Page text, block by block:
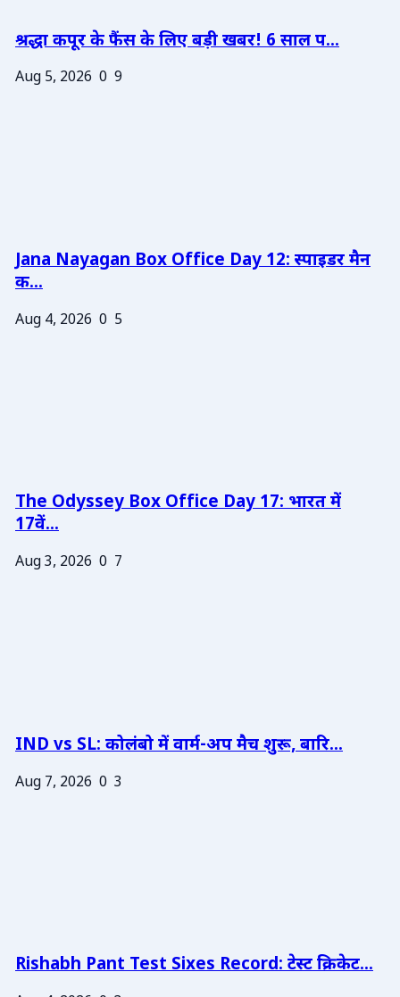
श्रद्धा कपूर के फैंस के लिए बड़ी खबर! 6 साल प...
Aug 5, 2026 0 9
Jana Nayagan Box Office Day 12: स्पाइडर मैन
क...
Aug 4, 2026 0 5
The Odyssey Box Office Day 17: भारत में
17वें...
Aug 3, 2026 0 7
IND vs SL: कोलंबो में वार्म-अप मैच शुरू, बारि...
Aug 7, 2026 0 3
Rishabh Pant Test Sixes Record: टेस्ट क्रिकेट...